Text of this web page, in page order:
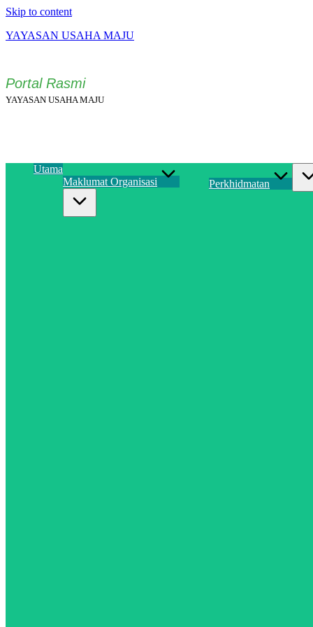
Skip to content
YAYASAN USAHA MAJU
Portal Rasmi
YAYASAN USAHA MAJU
Utama
Maklumat Organisasi
Perkhidmatan